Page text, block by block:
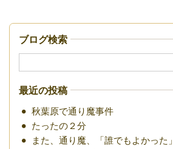
ブログ検索
最近の投稿
秋葉原で通り魔事件
たったの２分
また、通り魔、「誰でもよかった」